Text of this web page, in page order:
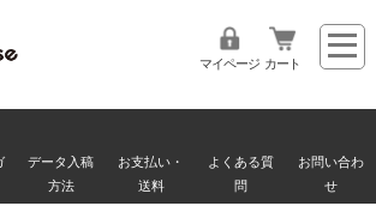
マイページ カート
データ入稿
方法
お支払い・
送料
よくある質
問
お問い合わ
せ